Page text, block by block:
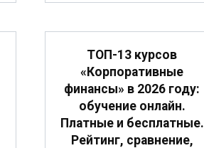
ТОП-13 курсов
«Корпоративные
финансы» в 2026 году:
обучение онлайн.
Платные и бесплатные.
Рейтинг, сравнение,